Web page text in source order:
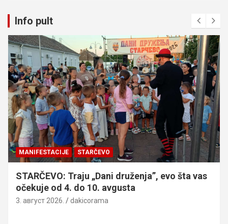
Info pult
MANIFESTACIJE STARČEVO
STARČEVO: Traju „Dani druženja”, evo šta vas
očekuje od 4. do 10. avgusta
3. август 2026. dakicorama